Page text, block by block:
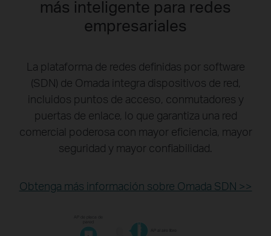
más inteligente para redes
empresariales
La plataforma de redes definidas por software
(SDN) de Omada integra dispositivos de red,
incluidos puntos de acceso, conmutadores y
puertas de enlace, lo que garantiza una red
comercial poderosa con mayor eficiencia, mayor
seguridad y mayor confiabilidad.
Obtenga más información sobre Omada SDN >>